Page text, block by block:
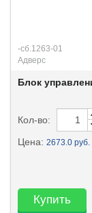
-сб.1263-01
Адверс
Блок
Кол-во:
Цена: 2673.0 руб.
Купить